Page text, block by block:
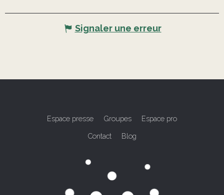
Signaler une erreur
Espace presse Groupes Espace pro
Contact Blog